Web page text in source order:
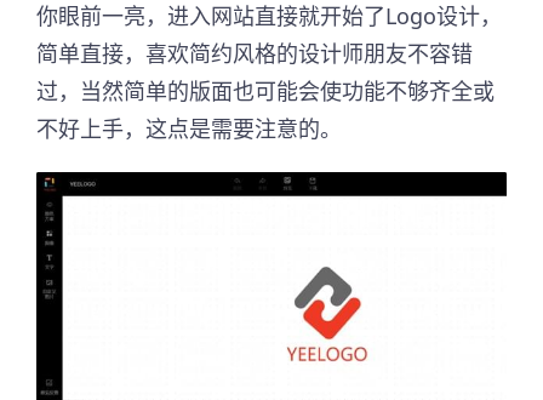
你眼前一亮，进入网站直接就开始了Logo设计，
简单直接，喜欢简约风格的设计师朋友不容错
过，当然简单的版面也可能会使功能不够齐全或
不好上手，这点是需要注意的。